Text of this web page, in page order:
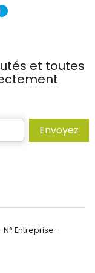
et toutes
Envoyez
Entreprise -